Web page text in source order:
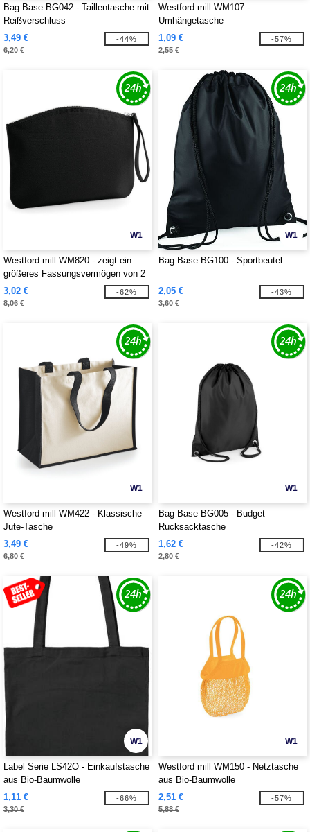
Bag Base BG042 - Taillentasche mit
Reißverschluss
3,49 €
6,20 €
-44%
Westford mill WM107 -
Umhängetasche
1,09 €
2,55 €
-57%
W1
Westford mill WM820 - zeigt ein
größeres Fassungsvermögen von 2
L für Abmessungen von 28 x 22.
Seine Druckfläche beträgt 23 x 14.
3,02 €
8,06 €
-62%
W1
Bag Base BG100 - Sportbeutel
2,05 €
3,60 €
-43%
W1
Westford mill WM422 - Klassische
Jute-Tasche
3,49 €
6,80 €
-49%
W1
Bag Base BG005 - Budget
Rucksacktasche
1,62 €
2,80 €
-42%
W1
Label Serie LS42O - Einkaufstasche
aus Bio-Baumwolle
1,11 €
3,30 €
-66%
W1
Westford mill WM150 - Netztasche
aus Bio-Baumwolle
2,51 €
5,88 €
-57%